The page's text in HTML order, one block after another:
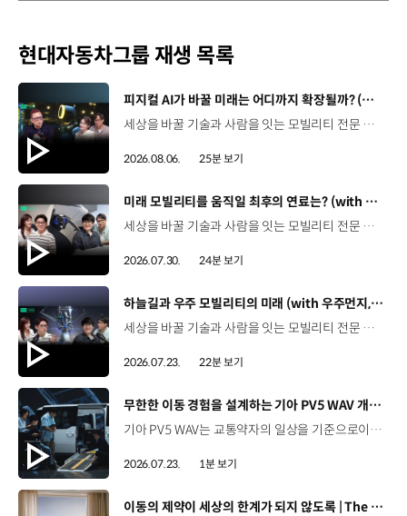
현대자동차그룹 재생 목록
[동영상]
피지컬 AI가 바꿀 미래는 어디까지 확장될까? (with 카이스트 김대식 교수) | 현대진행형 팟캐스트 EP. 22
세상을 바꿀 기술과 사람을 잇는 모빌리티 전문 팟캐스트, 현대진행형. 🔊과학커뮤니케이터 이독실, 여도은 앵커‬,그리고 카이스트 김대식 교수와 함께했습니다. 이제는 AI가 물건을 옮기고, 사람을 돕고, 함께 일하는 시대! 스물두 번째 에피소드에서는 몸을 가진 AI, ‘피지컬 AI’를 주제로휴머노이드가 사람을 닮은 이유부터 산업과 일상에 가져올 변화,그리고 현대자동차그룹이 준비하는 피지컬 AI의 미래까지 이야기합니다. 화면 밖을 나와 몸을 갖게 된 AI, 우리의 일상은 어떻게 달라질까요?현대진행형 22편에서 확인해 보세요. 현대진행형 팟빵 ▶현대진행형 애플 팟캐스트 ▶현대진행형 스포티파이 ▶ 00:00 하이라이트00:37 출연진 소개01:00 몸을 가진 AI, 피지컬 AI란?01:31 10년 만에 달라진 휴머노이드 기술02:42 도구로 능력을 확장해 온 인간04:51 인간의 의지까지 확장하는 AI05:30 휴머노이드는 왜 사람을 닮았을까?07:18 휴머노이드 개발에 남은 가장 큰 과제07:31 인간의 손과 다른 아틀라스의 손08:36 피지컬 AI가 가장 먼저 필요한 분야09:32 AI 시대, 노동의 의미는 달라질까?12:13 아직 1%도 시작하지 않은 피지컬 AI16:28 현대자동차그룹이 준비해 온 피지컬 AI17:31 미래 모빌리티는 어떤 모습일까?19:14 현대자동차그룹이 가진 풀스택 경쟁력20:10 피지컬 AI의 성능을 결정하는 모션 데이터22:49 휴머노이드와 함께 일하는 시대23:51 클로징 *본 영상에 포함된 참여자의 의견은 현대자동차그룹의 공식 입장과 다를 수 있습니다. #현대자동차그룹 #현대진행형 #모빌리티팟캐스트 #피지컬AI #휴머노이드 #보스턴다이나믹스 #아틀라스 #미래모빌리티 #모빌리티 #팟캐스트
2026.08.06. 25분 보기
[동영상]
미래 모빌리티를 움직일 최후의 연료는? (with 우주먼지, 항성) | 현대진행형 팟캐스트 EP. 21
세상을 바꿀 기술과 사람을 잇는 모빌리티 전문 팟캐스트, 현대진행형. 🔊 과학커뮤니케이터 이독실, 여도은 앵커,그리고 천문학자 우주먼지, 과학커뮤니케이터 항성과 함께했습니다. 휘발유부터 전기차, 수소전기차, 하이브리드까지미래 모빌리티를 움직일 연료는 무엇일까요? 스물한 번째 에피소드에서는 자동차의 '연료'를 주제로다양한 에너지가 만들어갈 미래 모빌리티 라이프스타일을 이야기합니다. 연료가 바뀌면 자동차도, 우리의 이동 방식도 달라지지 않을까요?현대진행형 21편에서 확인해 보세요. 현대진행형 팟빵▶ 현대진행형 애플 팟캐스트▶현대진행형 스포티파이▶ 00:00 하이라이트00:21 인트로 / 자기소개00:58 자동차의 성격, 무엇으로 결정될까?03:38 연료란, 자동차의 성격을 결정하는 DNA04:24 휘발유는 어떻게 연료 경쟁에서 살아남았을까06:09 휘발유의 과거와 현재, 유연휘발유 속 납성분07:02 지구를 납으로 오염시키던 유연휘발유가 사라진 이유08:47 달리는 전자제품이 된 자동차, SDV 시대로의 전환09:46 '기계공학' 시스템에서 '소프트웨어'로 변화하는 모빌리티11:18 친환경차 시대가 오기까지의 기술적 과제11:43 전기차 배터리가 풀어야 할 숙제12:25 배터리를 관리하는 BMS 기술13:51 수소전기차, 인프라가 먼저일까 수요가 먼저일까?14:23 수소가 청정 연료로 주목받는 이유15:08 우주에서 가장 흔한 원소, 수소 생산과 운송의 현실적인 과제16:49 수소가 필요한 모빌리티는 따로 있다18:21 하이브리드가 대세인 시대, 그 이유는? 19:26 하이브리드는 연료 과도기를 견디게 해주는 기술21:44 전기·수소·하이브리드를 함께 준비하는 멀티 파워트레인 전략이란?23:30 클로징 *본 영상에 포함된 참여자의 의견은 현대자동차그룹의 공식 입장과 다를 수 있습니다. #현대자동차그룹 #현대진행형 #모빌리티팟캐스트 #전기차 #수소전기차 #연료 #에너지 #미래모빌리티 #모빌리티 #팟캐스트
2026.07.30. 24분 보기
[동영상]
하늘길과 우주 모빌리티의 미래 (with 우주먼지, 항성) | 현대진행형 팟캐스트 EP. 20
세상을 바꿀 기술과 사람을 잇는 모빌리티 전문 팟캐스트, 현대진행형. 🔊 과학커뮤니케이터 이독실, 여도은 앵커,그리고 천문학자 우주먼지, 과학커뮤니케이터 항성과 함께했습니다. 우주정거장을 거쳐 뉴욕으로 향하는 미래를 상상해본 적 있나요?스무 번째 에피소드에서는 하늘 위 교통 체계와 이동 수단의 모습,그리고 지상을 넘어 우주로 확장되는 모빌리티의 가능성까지 살펴봅니다. 하늘길이 열리면 우리의 일상은 어떻게 달라질지,현대진행형 20편에서 확인해 보세요. 현대진행형 팟빵▶현대진행형 애플 팟캐스트▶현대진행형 스포티파이▶ 00:00 하이라이트00:24 인트로 / 자기소개00:47 하늘길의 교통은 어떻게 다를까02:33 하늘의 교통 관제 시스템03:10 하늘을 나는 자동차의 모습은?05:10 미래 하늘길의 동력원과 연료06:42 휘발유 대신 항공유가 쓰일 가능성07:18 자동차에서 모빌리티로의 변화08:13 하늘길 시대의 도로와 도시10:02 우주 모빌리티는 어디까지 가능할까12:18 우주를 경험하는 미래12:57 우주로 확장되는 모빌리티13:30 하늘과 우주에서 좋은 차의 기준은?14:54 우주 관광은 누구나 가능할까16:35 현대로템과 한국 우주 산업의 미래18:37 미래 모빌리티가 바꿀 우리의 일상 *본 영상에 포함된 참여자의 의견은 현대자동차그룹의 공식 입장과 다를 수 있습니다. #현대자동차그룹 #현대진행형 #모빌리티팟캐스트 #UAM #스카이모빌리티 #하늘길 #자율주행 #우주 #우주항공 #모빌리티 #팟캐스트
2026.07.23. 22분 보기
[동영상]
무한한 이동 경험을 설계하는 기아 PV5 WAV 개발 스토리 | The Moving Room
기아 PV5 WAV는 교통약자의 일상을 기준으로이동 과정을 다시 설계했습니다. 탑승자의 목적에 맞게 확장되는 모빌리티, PV5 WAV 개발 스토리를 영상으로 확인해 보세요. #현대자동차그룹 #TheMovingRoom #기아 #PV5 #PV5WAV #PBV #목적기반모빌리티
2026.07.23. 1분 보기
[동영상]
이동의 제약이 세상의 한계가 되지 않도록 | The Moving Room